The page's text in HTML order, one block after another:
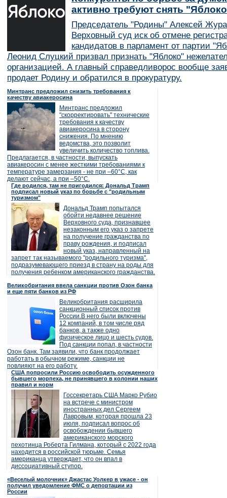
активно требуют снять
Председатель "Родины" Алексей
Верховный суд иск об отмене
кандидатов в парламент от партии
Леонид Слуцкий призвал признать "Яблоко"
организацией. А главный справедливорос вообще
продает Родину и обратился в прокуратуру.
Минтранс предложил снизить требования к
качеству авиакеросина
Минтранс предложил
"скорректировать" технические
требования к качеству
авиакеросина в сторону
снижения. По мнению
ведомства, это позволит
увеличить количество топлива.
Предлагается, в частности, выпускать
авиакеросин с менее жесткими требованиями к
температуре замерзания - не при –60°C, как
делают сейчас, а при –50°C.
Где родился, там не пригодился: Дональд Трамп
подписал новый указ по борьбе с "родильным
туризмом"
Дональд Трамп попытался
обойти недавнее решение
Верховного суда, признавшее
незаконным его указ о запрете
на получение гражданства по
праву рождения, и подписал
новый указ, направленный на
запрет так называемого "родильного туризма",
подразумевающего приезд в страну на роды для
получения ребенком американского гражданства.
Великобритания ввела санкции против Озон банка
и еще пяти банков из РФ
Великобритания расширила
санкционный список против
России.В него были включены
12 компаний, в том числе ряд
банков, а также одно
физическое лицо и шесть судов.
Под санкции попал, в частности
Озон банк. Там заявили, что банк продолжает
работать в обычном режиме, санкции не
повлияют на его работу.
США попросили Россию освободить осужденного
бывшего морпеха, не принявшего в колонии наших
правил и норм
Госсекретарь США Марко Рубио
на встрече с министром
иностранных дел Сергеем
Лавровым, которая прошла 23
июля, подписал вопрос об
освобождении бывшего
американского морского
пехотинца Роберта Гилмана, который с 2022 года
находится в российской тюрьме. Семья
американца утверждает, что он впал в
диссоциативный ступор.
«Веселый молочник» Джастас Уолкер в ужасе - он
получил уведомление ФМС о депортации из
России